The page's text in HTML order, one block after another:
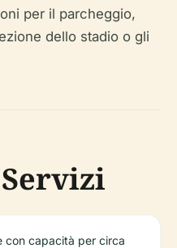
per il parcheggio,
dello stadio o gli
con capacità per circa